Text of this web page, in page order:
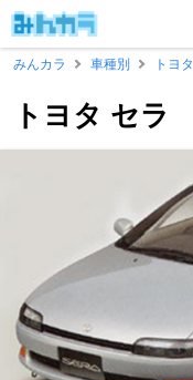
みんカラ
車種別 トヨタ
トヨタ セラ